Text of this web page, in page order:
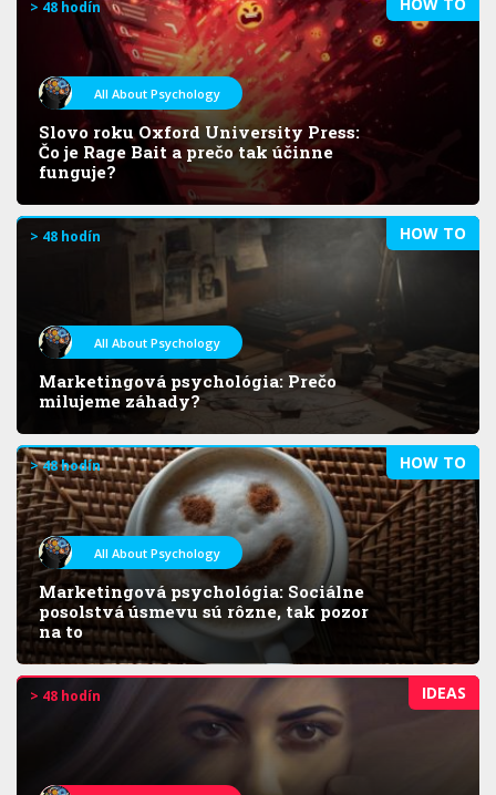
> 48 hodín
All About Psychology
Slovo roku Oxford University Press:
Čo je Rage Bait a prečo tak účinne
funguje?
HOW TO
> 48 hodín
All About Psychology
Marketingová psychológia: Prečo
milujeme záhady?
HOW TO
> 48 hodín
All About Psychology
Marketingová psychológia: Sociálne
posolstvá úsmevu sú rôzne, tak pozor
na to
IDEAS
> 48 hodín